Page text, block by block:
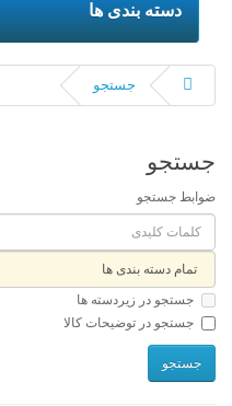
دسته بندی ها
جستجو
جستجو
ضوابط جستجو
جستجو در زیردسته ها
جستجو در توضیحات کالا